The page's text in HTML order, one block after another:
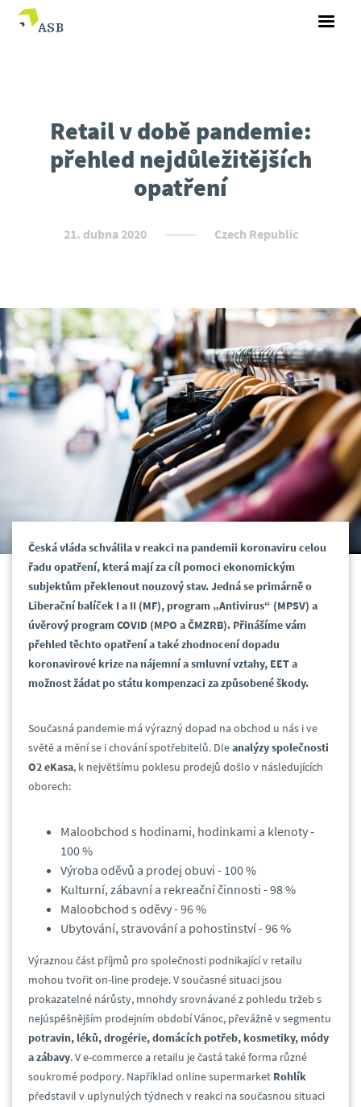
Retail v době pandemie:
přehled nejdůležitějších
opatření
21. dubna 2020 Czech Republic
Česká vláda schválila v reakci na pandemii koronaviru celou
řadu opatření, která mají za cíl pomoci ekonomickým
subjektům překlenout nouzový stav. Jedná se primárně o
Liberační balíček I a II (MF), program „Antivirus“ (MPSV) a
úvěrový program COVID (MPO a ČMZRB). Přinášíme vám
přehled těchto opatření a také zhodnocení dopadu
koronavirové krize na nájemní a smluvní vztahy, EET a
možnost žádat po státu kompenzaci za způsobené škody.
Současná pandemie má výrazný dopad na obchod u nás i ve
světě a mění se i chování spotřebitelů. Dleanalýzy společnosti
O2 eKasa, k největšímu poklesu prodejů došlo v následujících
oborech:
Maloobchod s hodinami, hodinkami a klenoty -
100 %
Výroba oděvů a prodej obuvi - 100 %
Kulturní, zábavní a rekreační činnosti - 98 %
Maloobchod s oděvy - 96 %
Ubytování, stravování a pohostinství - 96 %
Výraznou část příjmů pro společnosti podnikající v retailu
mohou tvořit on-line prodeje. V současné situaci jsou
prokazatelné nárůsty, mnohdy srovnávané z pohledu tržeb s
nejúspěšnějším prodejním období Vánoc, převážně v segmentu
potravin, léků, drogérie, domácích potřeb, kosmetiky, módy
a zábavy. V e-commerce a retailu je častá také forma různé
soukromé podpory. Například online supermarket Rohlík
představil v uplynulých týdnech v reakci na současnou situaci